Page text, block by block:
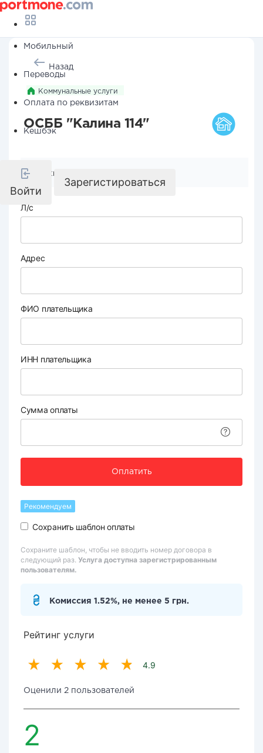
Мобильный
Переводы
Оплата по реквизитам
Кешбэк
Войти
Зарегистироваться
Назад
Коммунальные услуги
ОСББ "Калина 114"
Реквизиты компании
Л/с
Адрес
ФИО плательщика
ИНН плательщика
Сумма оплаты
Оплатить
Рекомендуем
Сохранить шаблон оплаты
Сохраните шаблон, чтобы не вводить номер договора в
следующий раз. Услуга доступна зарегистрированным
пользователям.
Комиссия 1.52%, не менее 5 грн.
Рейтинг услуги
4.9
Оценили 2 пользователей
2